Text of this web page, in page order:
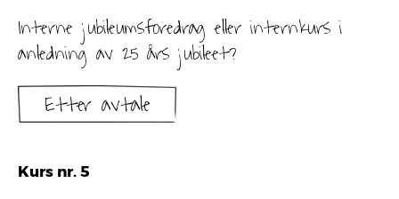
Interne jubileumsforedrag eller internkurs i
anledning av 25 års jubileet?
Etter avtale
Kurs nr. 5